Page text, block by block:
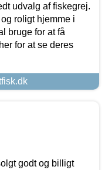
udvalg af fiskegrej.
roligt hjemme i
bruge for at få
for at se deres
godt og billigt